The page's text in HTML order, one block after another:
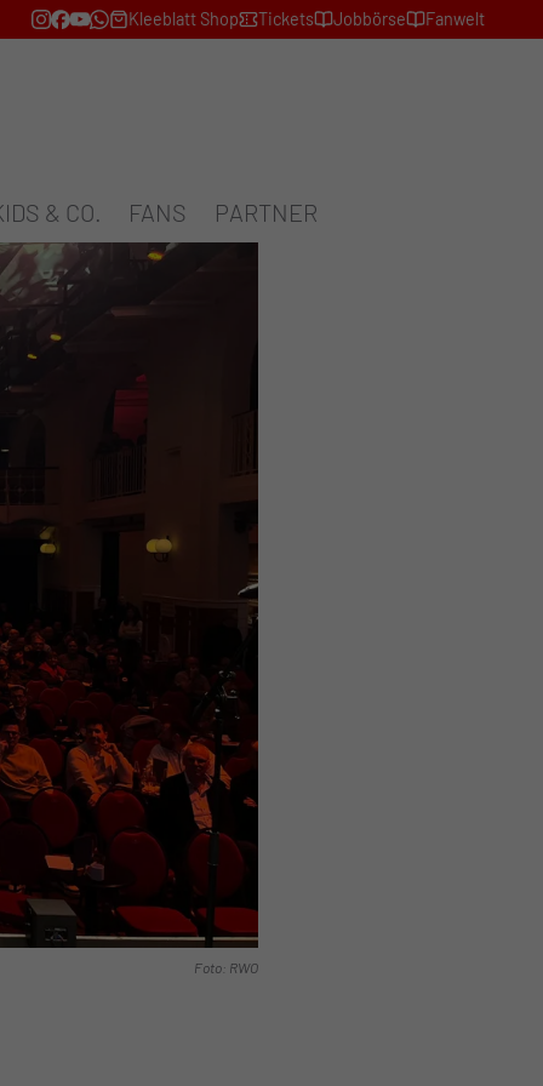
Kleeblatt Shop Tickets Jobbörse Fanwelt
& CO. FANS PARTNER
Foto: RWO